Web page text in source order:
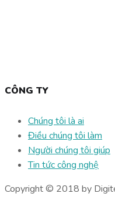
CÔNG TY
Chúng tôi là ai
Điều chúng tôi làm
Người chúng tôi giúp
Tin tức công nghệ
Copyright © 2018 by